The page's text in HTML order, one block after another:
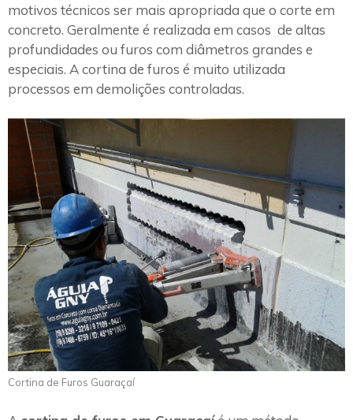
motivos técnicos ser mais apropriada que o corte em
concreto. Geralmente é realizada em casos de altas
profundidades ou furos com diâmetros grandes e
especiais. A cortina de furos é muito utilizada
processos em demolições controladas.
Cortina de Furos Guaraçaí